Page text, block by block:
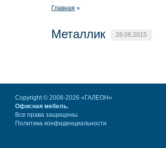
Главная
Металлик 28.06.2015
Copyright © 2008-2026 «ГАЛЕОН»
Офисная мебель.
Все права защищены.
Политика конфиденциальности